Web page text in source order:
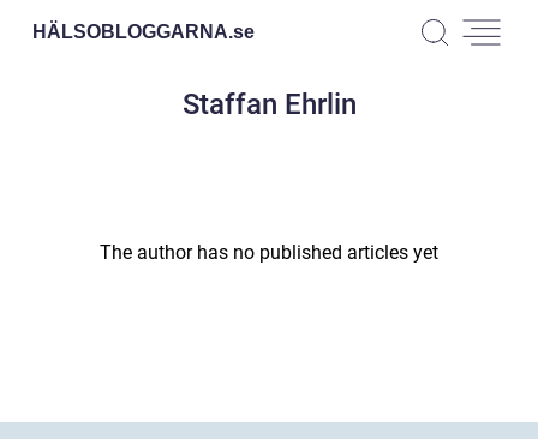
HÄLSOBLOGGARNA.se
Staffan Ehrlin
The author has no published articles yet